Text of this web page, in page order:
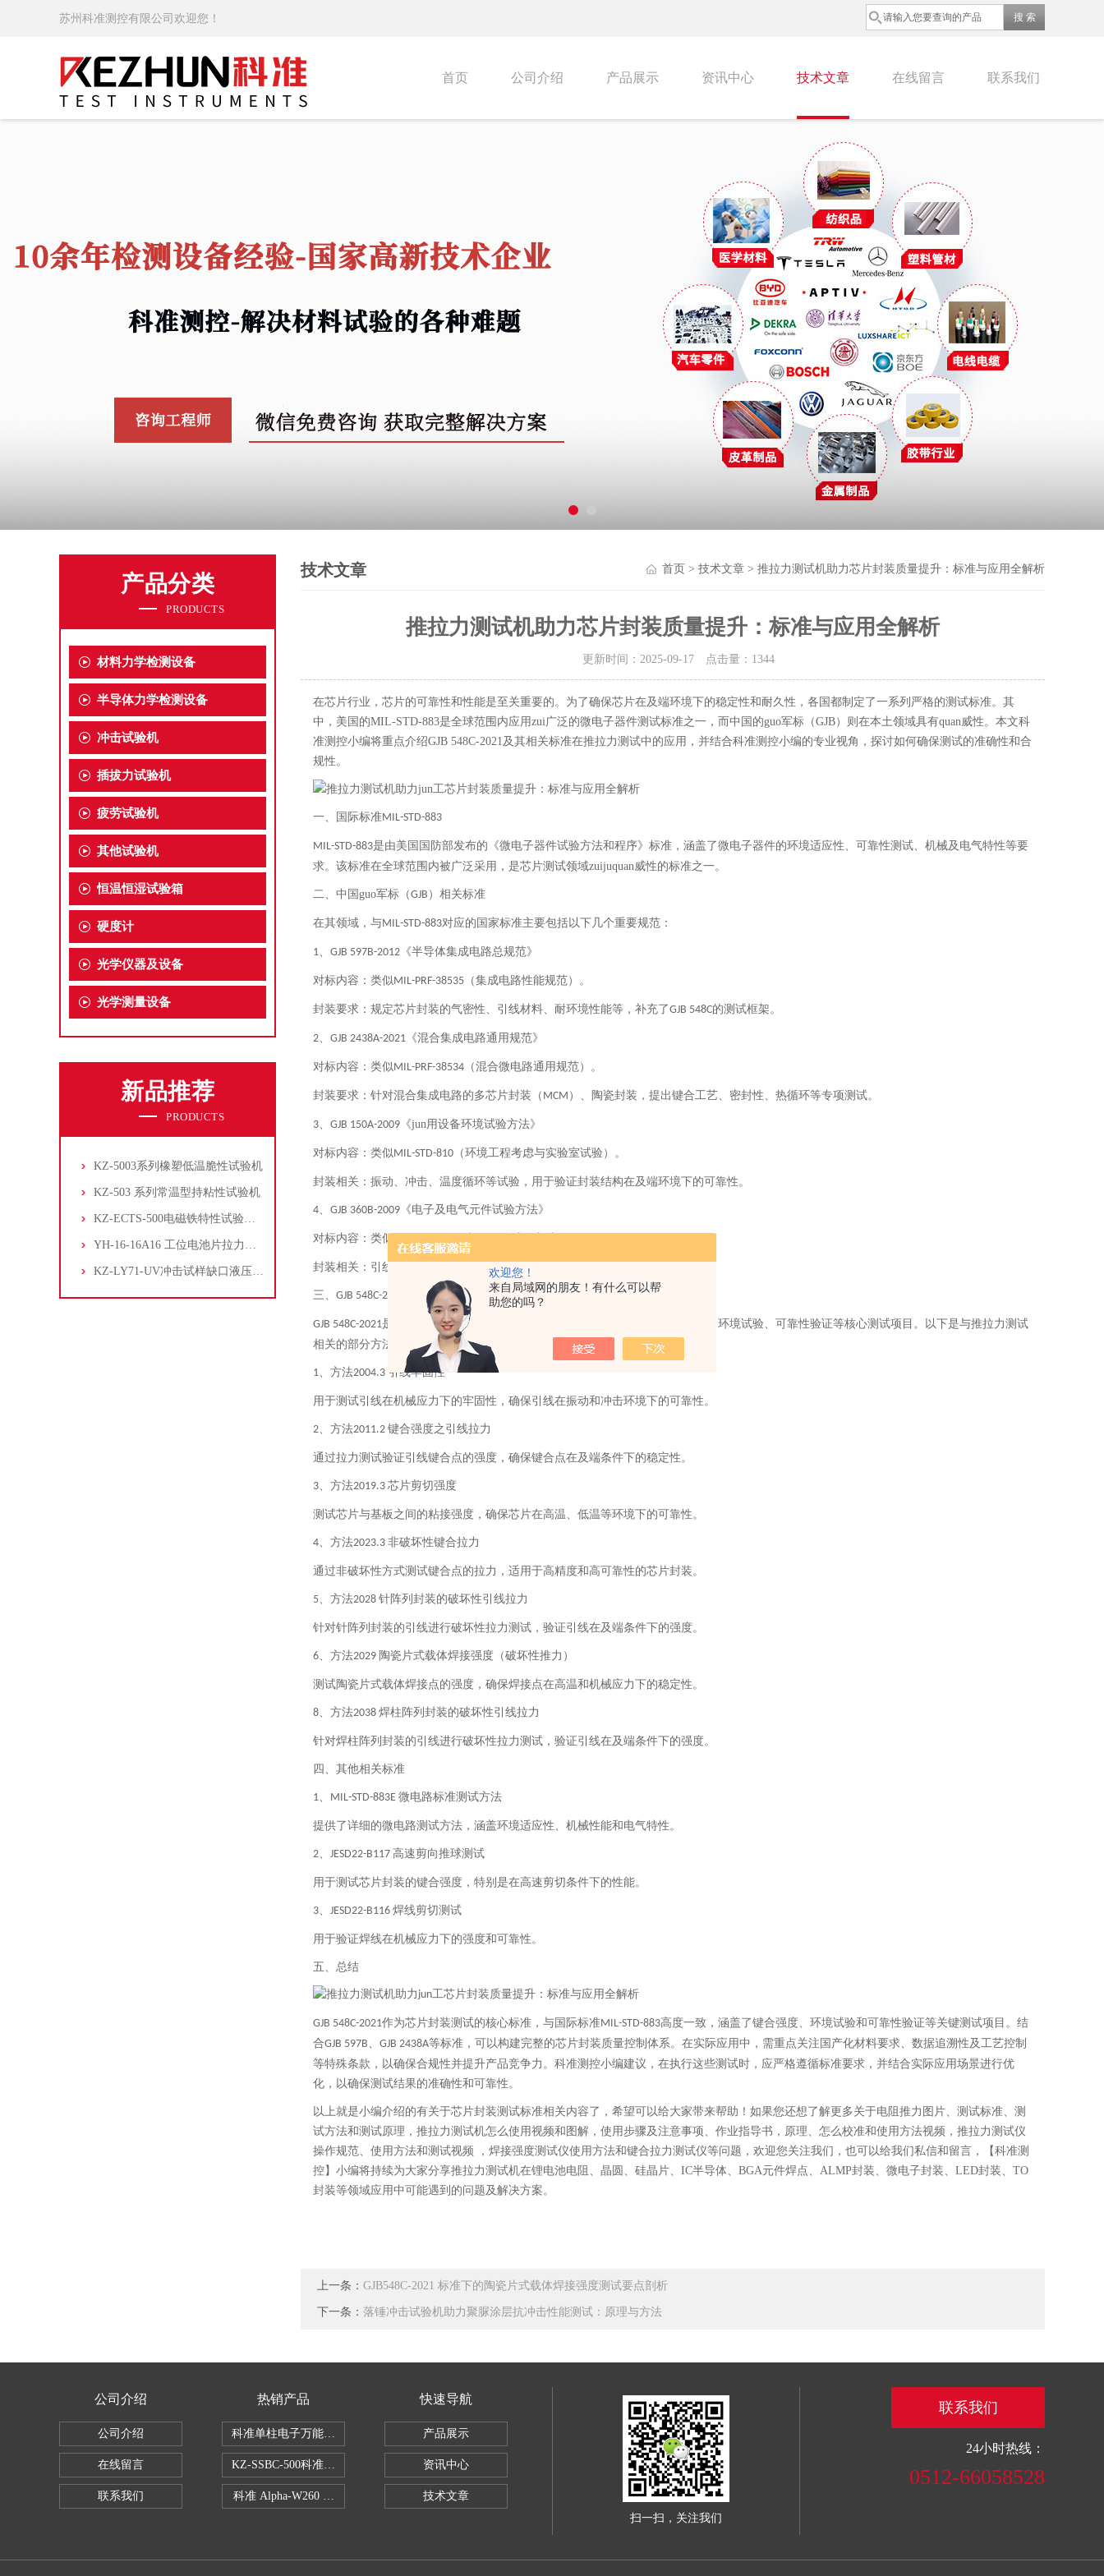
欢迎您！
来自局域网的朋友！有什么可以帮
助您的吗？
苏州科准测控有限公司欢迎您！
首页 公司介绍 产品展示 资讯中心 技术文章 在线留言 联系我们
产品分类
PRODUCTS
材料力学检测设备
半导体力学检测设备
冲击试验机
插拔力试验机
疲劳试验机
其他试验机
恒温恒湿试验箱
硬度计
光学仪器及设备
光学测量设备
新品推荐
PRODUCTS
KZ-5003系列橡塑低温脆性试验机
KZ-503 系列常温型持粘性试验机
KZ-ECTS-500电磁铁特性试验系统
YH-16-16A16 工位电池片拉力试验机
KZ-LY71-UV冲击试样缺口液压拉床
技术文章 首页 > 技术文章 > 推拉力测试机助力芯片封装质量提升：标准与应用全解析
推拉力测试机助力芯片封装质量提升：标准与应用全解析
更新时间：2025-09-17 点击量： 1344
在芯片行业，芯片的可靠性和性能是至关重要的。为了确保芯片在及端环境下的稳定性和耐久性，各国都制定了一系列严格的测试标准。其
中，美国的MIL-STD-883是全球范围内应用zui广泛的微电子器件测试标准之一，而中国的guo军标（GJB）则在本土领域具有quan威性。本文科
准测控小编将重点介绍GJB 548C-2021及其相关标准在推拉力测试中的应用，并结合科准测控小编的专业视角，探讨如何确保测试的准确性和合
规性。
一、国际标准MIL-STD-883
MIL-STD-883是由美国国防部发布的《微电子器件试验方法和程序》标准，涵盖了微电子器件的环境适应性、可靠性测试、机械及电气特性等要
求。该标准在全球范围内被广泛采用，是芯片测试领域zuijuquan威性的标准之一。
二、中国guo军标（GJB ）相关标准
在其领域，与MIL-STD-883对应的国家标准主要包括以下几个重要规范：
1、 GJB 597B-2012 《半导体集成电路总规范》
对标内容：类似MIL-PRF-38535 （集成电路性能规范）。
封装要求：规定芯片封装的气密性、引线材料、耐环境性能等，补充了GJB 548C的测试框架。
2、 GJB 2438A-2021 《混合集成电路通用规范》
对标内容：类似MIL-PRF-38534 （混合微电路通用规范）。
封装要求：针对混合集成电路的多芯片封装（ MCM ）、陶瓷封装，提出键合工艺、密封性、热循环等专项测试。
3、 GJB 150A-2009 《jun用设备环境试验方法》
对标内容：类似MIL-STD-810 （环境工程考虑与实验室试验）。
封装相关：振动、冲击、温度循环等试验，用于验证封装结构在及端环境下的可靠性。
4、 GJB 360B-2009 《电子及电气元件试验方法》
对标内容：类似
封装相关：引线疲劳、耐焊接热等测试，适用于分立器件的封装验证。
三、 GJB 548C-2021 的核心测试方法
GJB 548C-2021是芯片封装领域与
最直接对应的标准，覆盖键合强度、环境试验、可靠性验证等核心测试项目。以下是与推拉力测试
相关的部分方法：
1、方法2004.3 引线牢固性
用于测试引线在机械应力下的牢固性，确保引线在振动和冲击环境下的可靠性。
2、方法2011.2 键合强度之引线拉力
通过拉力测试验证引线键合点的强度，确保键合点在及端条件下的稳定性。
3、方法2019.3 芯片剪切强度
测试芯片与基板之间的粘接强度，确保芯片在高温、低温等环境下的可靠性。
4、方法2023.3 非破坏性键合拉力
通过非破坏性方式测试键合点的拉力，适用于高精度和高可靠性的芯片封装。
5、方法2028 针阵列封装的破坏性引线拉力
针对针阵列封装的引线进行破坏性拉力测试，验证引线在及端条件下的强度。
6、方法2029 陶瓷片式载体焊接强度（破坏性推力）
测试陶瓷片式载体焊接点的强度，确保焊接点在高温和机械应力下的稳定性。
8、方法2038 焊柱阵列封装的破坏性引线拉力
针对焊柱阵列封装的引线进行破坏性拉力测试，验证引线在及端条件下的强度。
四、其他相关标准
1、 MIL-STD-883E 微电路标准测试方法
提供了详细的微电路测试方法，涵盖环境适应性、机械性能和电气特性。
2、 JESD22-B117 高速剪向推球测试
用于测试芯片封装的键合强度，特别是在高速剪切条件下的性能。
3、 JESD22-B116 焊线剪切测试
用于验证焊线在机械应力下的强度和可靠性。
五、总结
GJB 548C-2021作为芯片封装测试的核心标准，与国际标准MIL-STD-883高度一致，涵盖了键合强度、环境试验和可靠性验证等关键测试项目。结
合GJB 597B、 GJB 2438A等标准，可以构建完整的芯片封装质量控制体系。在实际应用中，需重点关注国产化材料要求、数据追溯性及工艺控制
等特殊条款，以确保合规性并提升产品竞争力。科准测控小编建议，在执行这些测试时，应严格遵循标准要求，并结合实际应用场景进行优
化，以确保测试结果的准确性和可靠性。
以上就是小编介绍的有关于芯片封装测试标准相关内容了，希望可以给大家带来帮助！如果您还想了解更多关于电阻推力图片、测试标准、测
试方法和测试原理，推拉力测试机怎么使用视频和图解，使用步骤及注意事项、作业指导书，原理、怎么校准和使用方法视频，推拉力测试仪
操作规范、使用方法和测试视频 ，焊接强度测试仪使用方法和键合拉力测试仪等问题，欢迎您关注我们，也可以给我们私信和留言，【科准测
控】小编将持续为大家分享推拉力测试机在锂电池电阻、晶圆、硅晶片、IC半导体、BGA元件焊点、ALMP封装、微电子封装、LED封装、TO
封装等领域应用中可能遇到的问题及解决方案。
上一条： GJB548C-2021 标准下的陶瓷片式载体焊接强度测试要点剖析
下一条： 落锤冲击试验机助力聚脲涂层抗冲击性能测试：原理与方法
公司介绍
公司介绍
在线留言
联系我们
热销产品
科准单柱电子万能拉力机KZ-SSBC-500
KZ-SSBC-500科准单柱电子万能试验机5KG
科准 Alpha-W260 半导体全自动推拉力测试机
快速导航
产品展示
资讯中心
技术文章
扫一扫，关注我们
联系我们
24小时热线：
0512-66058528